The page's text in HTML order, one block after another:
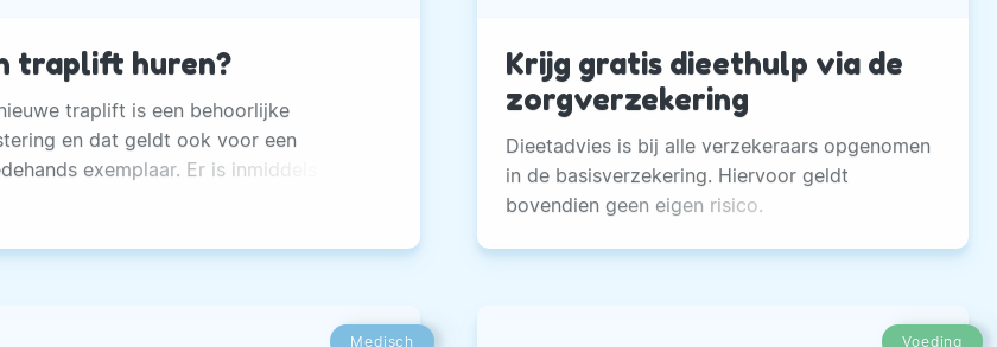
traplift huren?
traplift is een behoorlijke
en dat geldt ook voor een
exemplaar. Er is inmiddels ook
Krijg gratis dieethulp via de
zorgverzekering
Dieetadvies is bij alle verzekeraars opgenomen
in de basisverzekering. Hiervoor geldt
bovendien geen eigen risico.
Medisch Voeding